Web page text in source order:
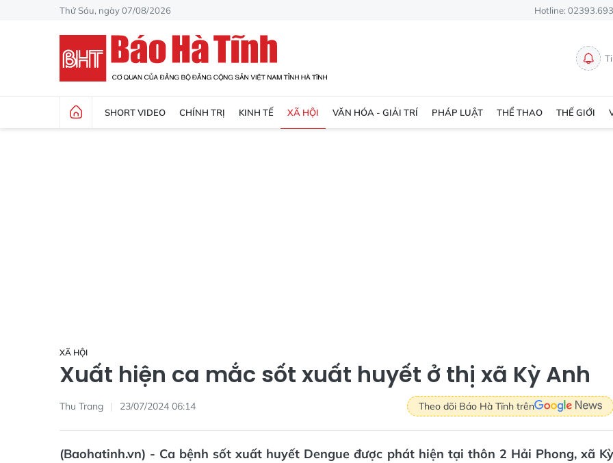
Thứ Sáu, ngày 07/08/2026 Hotline:
SHORT VIDEO CHÍNH TRỊ KINH TẾ XÃ HỘI VĂN HÓA - GIẢI TRÍ PHÁP LUẬT THỂ THAO THẾ GIỚI
XÃ HỘI
Xuất hiện ca mắc sốt xuất huyết ở thị xã Kỳ Anh
Thu Trang 23/07/2024 06:14 Theo dõi Báo Hà Tĩnh trên
(Baohatinh.vn) - Ca bệnh sốt xuất huyết Dengue được phát hiện tại thôn 2 Hải Phong, xã Kỳ